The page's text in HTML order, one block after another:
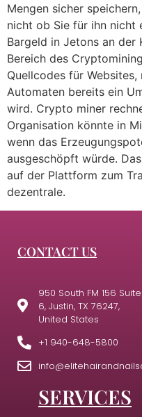
Mengen sicher
nicht ob Sie für ihn nicht
Bargeld in Jetons an der
Bereich des
Quellcodes für
Automaten bereits ein
wird. Crypto miner
Organisation könnte in
wenn das
ausgeschöpft würde.
auf der Plattform zum
dezentrale.
CONTACT US
950 South FM 156 Suite
6, Justin, TX 76247,
United States
+1 940-648-5800
SERVICES